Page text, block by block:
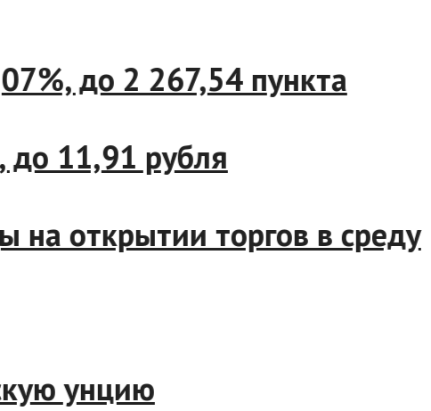
до 2 267,54 пункта
11,91 рубля
открытии торгов в среду
унцию